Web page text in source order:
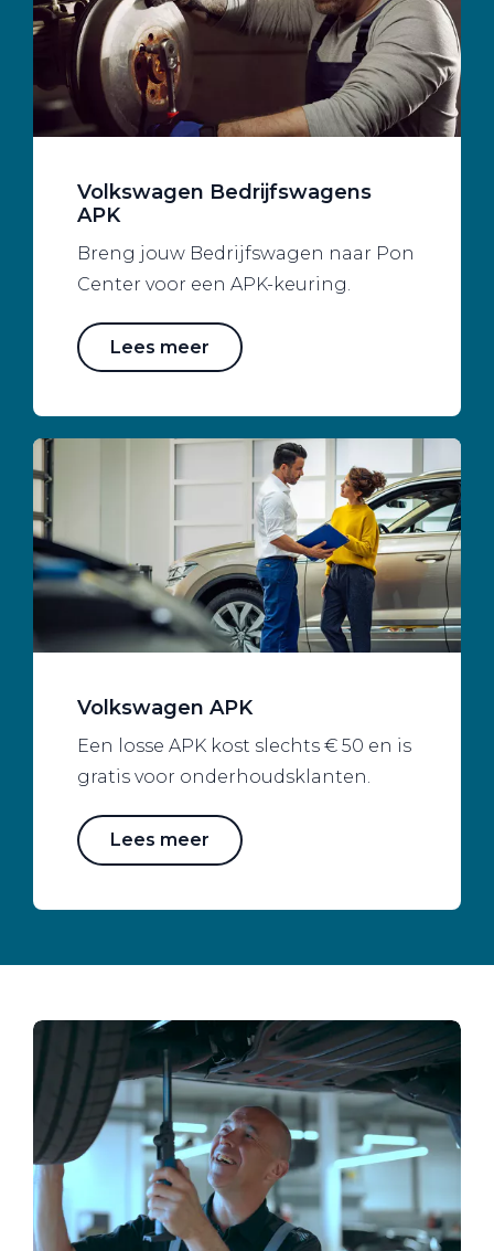
Volkswagen Bedrijfswagens
APK
Breng jouw Bedrijfswagen naar Pon
Center voor een APK-keuring.
Lees meer
Volkswagen APK
Een losse APK kost slechts € 50 en is
gratis voor onderhoudsklanten.
Lees meer